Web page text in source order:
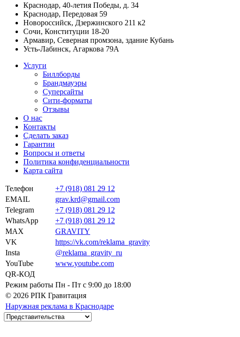
Краснодар, 40-летия Победы, д. 34
Краснодар, Передовая 59
Новороссийск, Дзержинского 211 к2
Сочи, Конституции 18-20
Армавир, Северная промзона, здание Кубань
Усть-Лабинск, Агаркова 79А
Услуги
Биллборды
Брандмауэры
Суперсайты
Сити-форматы
Отзывы
О нас
Контакты
Сделать заказ
Гарантии
Вопросы и ответы
Политика конфиденциальности
Карта сайта
Телефон
+7 (918) 081 29 12
EMAIL
grav.krd@gmail.com
Telegram
+7 (918) 081 29 12
WhatsApp
+7 (918) 081 29 12
MAX
GRAVITY
VK
https://vk.com/reklama_gravity
Insta
@reklama_gravity_ru
YouTube
www.youtube.com
QR-КОД
Режим работы Пн - Пт c 9:00 до 18:00
© 2026 РПК Гравитация
Наружная реклама в Краснодаре